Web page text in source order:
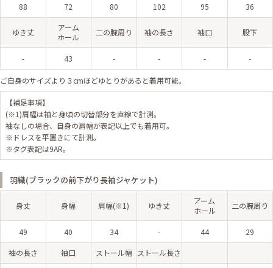
88 72 80 102 95 36
ゆき丈
アーム
ホール
二の腕周り 袖の長さ 袖口 股下
- 43 - - - -
ご自身のサイズより３cmほどゆとりがあると着用可能。
【補足事項】
(※1)肩幅は袖と身頃の切替部分を直線で計測。
袖なしの場合、自身の肩幅が表記以上でも着用可。
※ドレスを平置きにて計測。
※タグ表記は9AR。
羽織(ブラックの前下がり長袖ジャケット)
身丈 身幅 肩幅(※1) ゆき丈
アーム
ホール
二の腕周り
49 40 34 - 44 29
袖の長さ 袖口 ストール幅 ストール長さ